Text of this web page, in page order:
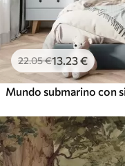
22.05€13 .23€
Mundo submarino con